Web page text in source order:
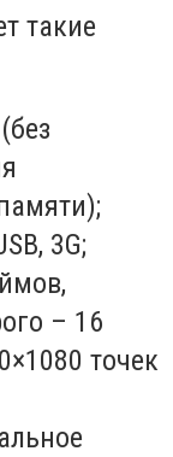
такие
3G;
– 16
точек